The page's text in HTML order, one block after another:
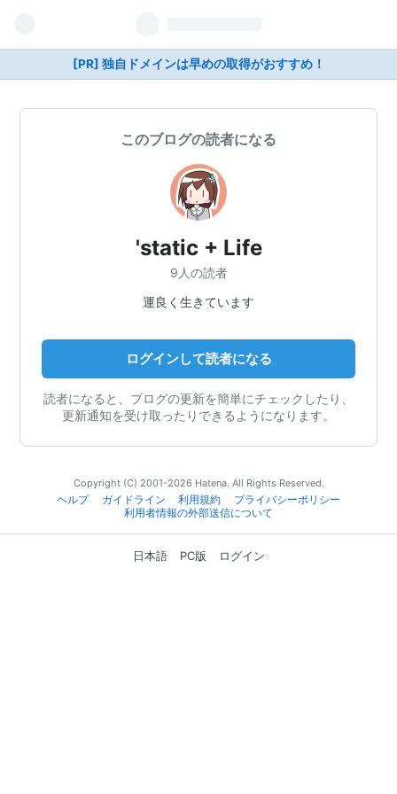
[PR] 独自ドメインは早めの取得がおすすめ！
このブログの読者になる
'static + Life
9人の読者
運良く生きています
ログインして読者になる
読者になると、ブログの更新を簡単にチェックしたり、
更新通知を受け取ったりできるようになります。
Copyright (C) 2001-2026 Hatena. All Rights Reserved.
ヘルプ
ガイドライン 利用規約
プライバシーポリシー
利用者情報の外部送信について
日本語 PC版 ログイン